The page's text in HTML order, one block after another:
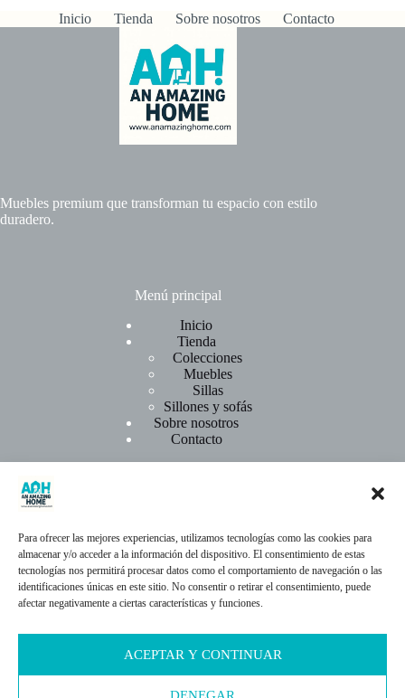
Para ofrecer las mejores experiencias, utilizamos tecnologías como las cookies para
almacenar y/o acceder a la información del dispositivo. El consentimiento de estas
tecnologías nos permitirá procesar datos como el comportamiento de navegación o las
identificaciones únicas en este sitio. No consentir o retirar el consentimiento, puede
afectar negativamente a ciertas características y funciones.
ACEPTAR Y CONTINUAR
DENEGAR
Inicio Tienda Sobre nosotros Contacto
Muebles premium que transforman tu espacio con estilo
duradero.
Menú principal
Inicio
Tienda
Colecciones
Muebles
Sillas
Sillones y sofás
Sobre nosotros
Contacto
Condiciones de compra
Aviso legal
Política de cookies
Política de privacidad
Contacto